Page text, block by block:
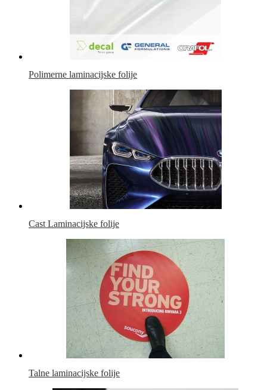
Polimerne laminacijske folije
Cast Laminacijske folije
Talne laminacijske folije